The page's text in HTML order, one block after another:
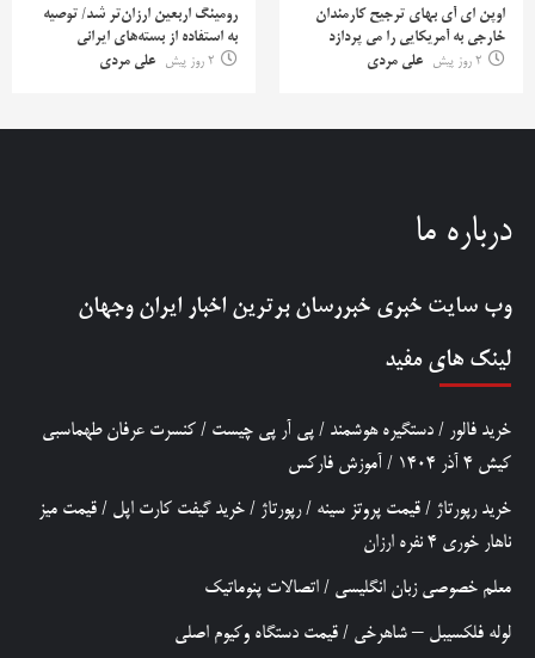
اوپن ای آی بهای ترجیح کارمندان
خارجی به آمریکایی را می پردازد
2 روز پیش
علی مردی
رومینگ اربعین ارزان‌تر شد/ توصیه
به استفاده از بسته‌های ایرانی
2 روز پیش
علی مردی
درباره ما
وب سایت خبری خبررسان برترین اخبار ایران وجهان
لینک های مفید
خرید فالور / دستگیره هوشمند / پی آر پی چیست / کنسرت عرفان طهماسبی
کیش 4 آذر 1404
/ آموزش فارکس
خرید رپورتاژ / قیمت پروتز سینه /رپورتاژ / خرید گیفت کارت اپل / قیمت میز
ناهار خوری 4 نفره ارزان
معلم خصوصی زبان انگلیسی / اتصالات پنوماتیک
لوله فلکسیبل – شاهرخی / قیمت دستگاه وکیوم اصلی